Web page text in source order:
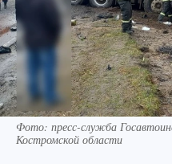
Фото: пресс-служба
Костромской области